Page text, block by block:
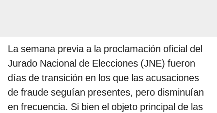
La semana previa a la proclamación oficial del
Jurado Nacional de Elecciones (JNE) fueron
días de transición en los que las acusaciones
de fraude seguían presentes, pero disminuían
en frecuencia. Si bien el objeto principal de las